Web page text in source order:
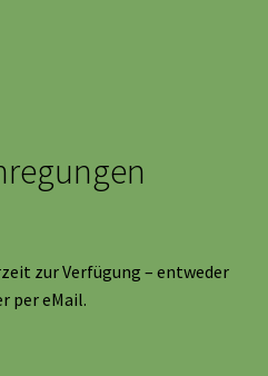
zur Verfügung – entweder
per eMail.